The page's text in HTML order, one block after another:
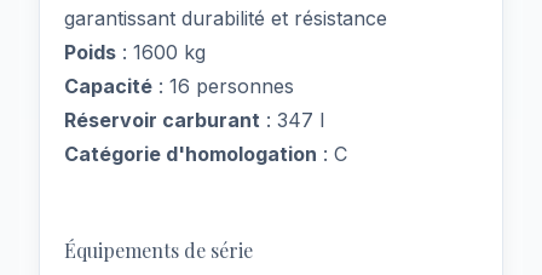
garantissant durabilité et résistance
Poids : 1600 kg
Capacité : 16 personnes
Réservoir carburant : 347 l
Catégorie d'homologation : C
Équipements de série